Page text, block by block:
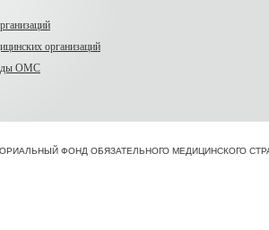
организаций
ОМС
ФОНД ОБЯЗАТЕЛЬНОГО МЕДИЦИНСКОГО